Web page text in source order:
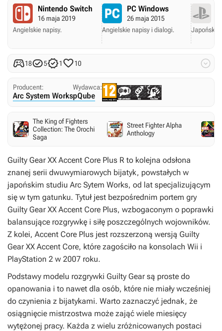
Nintendo Switch
16 maja 2019
Angielskie napisy.
PC Windows
26 maja 2015
Angielskie napisy i dialogi.
Japońska
1851 10 
Producent:
Arc System Works
Wydawca:
pQube
The King of Fighters
Collection: The Orochi
Saga
Street Fighter Alpha
Anthology
Guilty Gear XX Accent Core Plus R to kolejna odsłona
znanej serii dwuwymiarowych bijatyk, powstałych w
japońskim studiu Arc Sytem Works, od lat specjalizującym
się w tym gatunku. Tytuł jest bezpośrednim portem gry
Guilty Gear XX Accent Core Plus, wzbogaconym o poprawki
balansujące rozgrywkę i siłę poszczególnych wojowników.
Z kolei, Accent Core Plus jest rozszerzoną wersją Guilty
Gear XX Accent Core, które zagościło na konsolach Wii i
PlayStation 2 w 2007 roku.
Podstawy modelu rozgrywki Guilty Gearsą proste do
opanowania i to nawet dla osób, które nie miały wcześniej
do czynienia z bijatykami. Warto zaznaczyć jednak, że
osiągnięcie mistrzostwa może zająć wiele miesięcy
wytężonej pracy. Każda z wielu zróżnicowanych postaci